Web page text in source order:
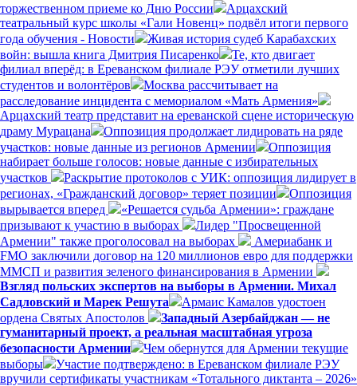
торжественном приеме ко Дню России
Арцахский
театральный курс школы «Гали Новенц» подвёл итоги первого
года обучения - Новости
Живая история судеб Карабахских
войн: вышла книга Дмитрия Писаренко
Те, кто двигает
филиал вперёд: в Ереванском филиале РЭУ отметили лучших
студентов и волонтёров
Москва рассчитывает на
расследование инцидента с мемориалом «Мать Армения»
Арцахский театр представит на ереванской сцене историческую
драму Мурацана
Оппозиция продолжает лидировать на ряде
участков: новые данные из регионов Армении
Оппозиция
набирает больше голосов: новые данные с избирательных
участков
Раскрытие протоколов с УИК: оппозиция лидирует в
регионах, «Гражданский договор» теряет позиции
Оппозиция
вырывается вперед
«Решается судьба Армении»: граждане
призывают к участию в выборах
Лидер "Просвещенной
Армении" также проголосовал на выборах
Америабанк и
FMO заключили договор на 120 миллионов евро для поддержки
ММСП и развития зеленого финансирования в Армении
Взгляд польских экспертов на выборы в Армении. Михал
Садловский и Марек Решута
Армаис Камалов удостоен
ордена Святых Апостолов
Западный Азербайджан — не
гуманитарный проект, а реальная масштабная угроза
безопасности Армении
Чем обернутся для Армении текущие
выборы
Участие подтверждено: в Ереванском филиале РЭУ
вручили сертификаты участникам «Тотального диктанта – 2026»